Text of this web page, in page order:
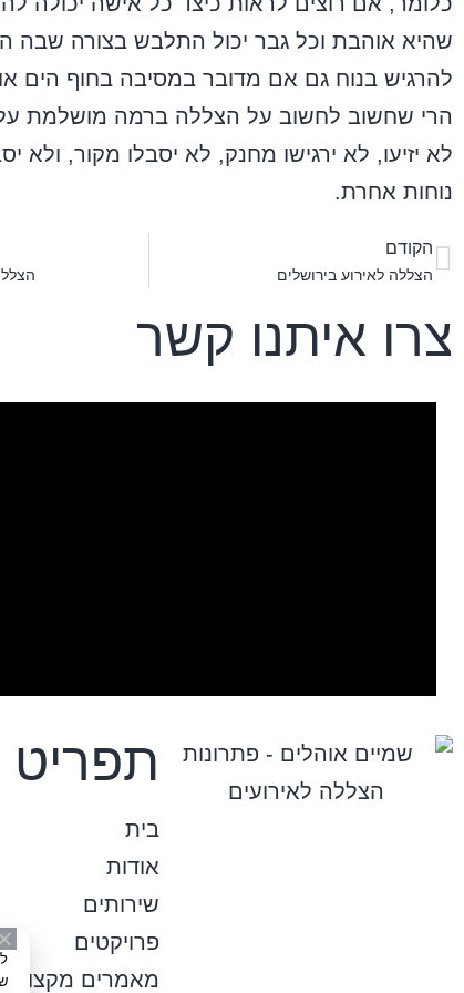
שהיא אוהבת וכל גבר יכול התלבש בצורה שבה
להרגיש בנוח גם אם מדובר במסיבה בחוף הים
הרי שחשוב לחשוב על הצללה ברמה מושלמת
לא יזיעו, לא ירגישו מחנק, לא יסבלו מקור, ולא
נוחות אחרת.
הקודם
הצללה לאירוע בירושלים
צרו איתנו קשר
תפריט
בית
אודות
שירותים
פרויקטים
מאמרים